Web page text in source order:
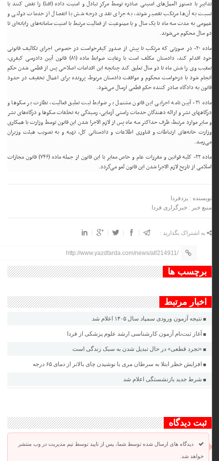
تدابیر با دستور العمل‌های امنیتی صادره توسط مرکز تبادل و امنیت داده (افتا) را نقض کنند یا
نسبت به آن‌ها مرتکب تقصیر شوند، به جزای نقدی درجه شش با انفصال از خدمات دولتی و
عمومی به مدت سه ماه تا یک سال و یا ممنوعیت از فعالیت مرتبط با امنیت سامانه‌های رایانه‌ای تا
دو سال محکوم می‌شوند.
ماده ۲۰- در صورتی که مرتکب تا پیش از صدور کیفرخواست در خصوص اجرای تکالیف قانونی
خود اقدام کند، دادستان مکلف است با رعایت ضوابط ماده (۸۱) قانون آیین دادرسی کیفری،
تعقیب وی را شش ماه تا دو سال تعلیق کند چنانچه این اقدامات اصلاحی پس از قطعی شدن حکم
انجام شود با درخواست محکوم و موافقت دادستان مربوط، پرونده برای اعمال تخفیف در حدود
قانون به دادگاه صادر کننده حکم قطعی ارسال می‌شود.
ماده ۲۱- آیین نامه اجرایی این قانون مشتمل بر ضوابط ثبت تعلیق فعالیت، نظارت بر سکوها و
درگاههای نشر و ارائه دهندگان خدمات راستی آزمایی، رسیدگی به تخلفات سکوها و درگاه‌های نشر
و سایر موارد مرتبط، ظرف حداکثر سه ماه پس از لازم الاجرا شدن این قانون توسط وزارت با همکاری
وزارت خانه‌های ارتباطات و فناوری اطلاعات و دادستانی کل، تهیه و به تصویب هیئت وزیران
می‌رسد.
ماده ۲۲- کلیه قوانین و مقررات عام و خاص مغایر با این قانون از جمله ماده (۷۴۶) قانون مجازات
اسلامی از تاریخ لازم الاجرا شدن این قانون لغو می‌گردد.
نویسنده : یزدفردا
منبع خبر : خبرگزاری فردا
به اشتراک بگذارید :
http://www.yazdfarda.com/news/af/214911/
برچسب ها
اخبار مرتبط
نتیجه آزمون ورودی سمپاد سال ۱۴۰۵ اعلام شد
آغاز ثبت‌نام‌ آزمون کارشناسی ارشد علوم پزشکی از فردا
«تجرد قطعی» در حال تبدیل شدن به سبک زندگی است
افزایش خطر ابتلا به سرطان مری با نوشیدن چای بالاتر از دمای ۶۵ درجه
شرط جدید بازنشستگی اعلام شد
ثبت دیدگاه
دیدگاه های ارسال شده توسط شما، پس از تایید توسط تیم مدیریت در وب منتشر
خواهد شد.